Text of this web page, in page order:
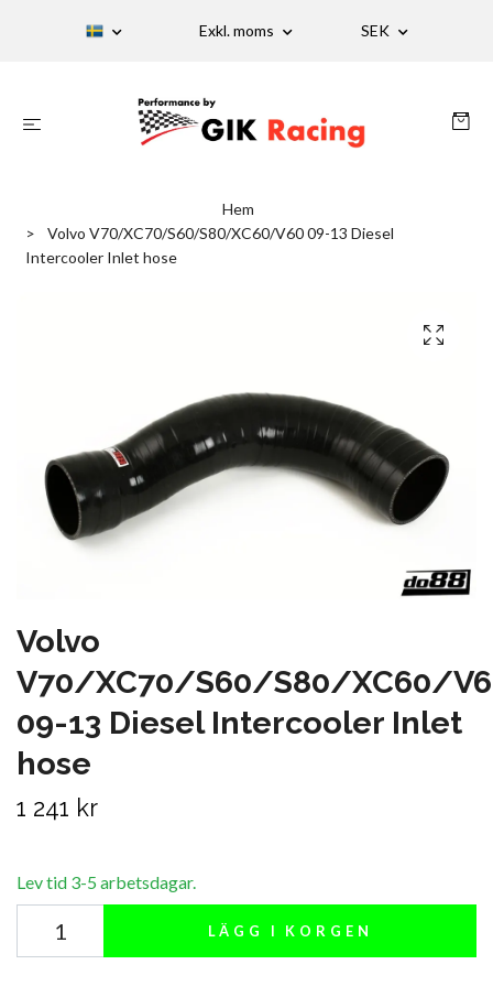
Exkl. moms SEK
Hem
Volvo V70/XC70/S60/S80/XC60/V60 09-13 Diesel
Intercooler Inlet hose
Volvo
V70/XC70/S60/S80/XC60/
09-13 Diesel Intercooler Inlet
hose
1 241 kr
Lev tid 3-5 arbetsdagar.
LÄGG I KORGEN